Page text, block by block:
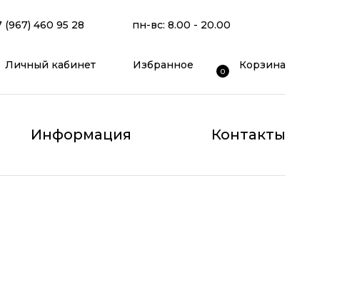
(967) 460 95 28 пн-вс: 8.00 - 20.00
Личный кабинет Избранное
0
Корзина
Информация Контакты